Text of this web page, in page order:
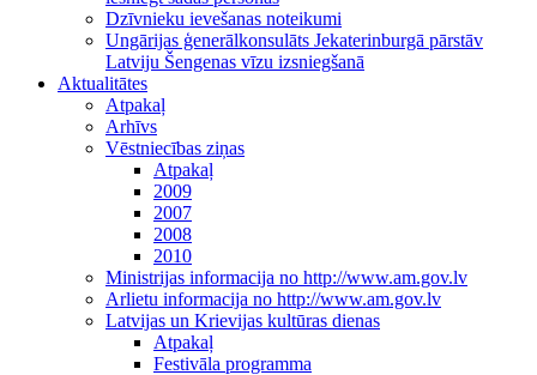
Dzīvnieku ievešanas noteikumi
Ungārijas ģenerālkonsulāts Jekaterinburgā pārstāv
Latviju Šengenas vīzu izsniegšanā
Aktualitātes
Atpakaļ
Arhīvs
Vēstniecības ziņas
Atpakaļ
2009
2007
2008
2010
Ministrijas informacija no http://www.am.gov.lv
Arlietu informacija no http://www.am.gov.lv
Latvijas un Krievijas kultūras dienas
Atpakaļ
Festivāla programma